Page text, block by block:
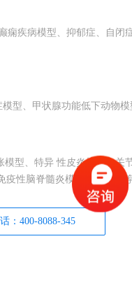
痫疾病模型、抑郁症、自闭
模型、甲状腺功能低下动物
型、特异 性皮炎模型、关
疫性脑脊髓炎模型（EAE）
：400-8088-345